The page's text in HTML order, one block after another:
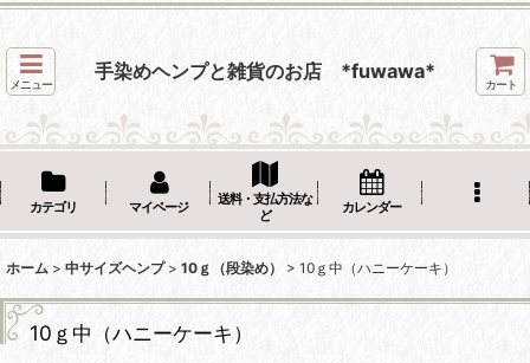
メニュー
手染めヘンプと雑貨のお店 *fuwawa*
カート
カテゴリ マイページ
送料・支払方法な
ど
カレンダー
ホーム > 中サイズヘンプ > 10ｇ（段染め） > 10ｇ中（ハニーケーキ）
10ｇ中（ハニーケーキ）